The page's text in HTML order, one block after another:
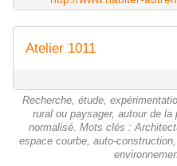
Atelier 1011
Recherche, étude,
rural ou paysager, autour de
normalisé. Mots clés :
espace courbe, auto-